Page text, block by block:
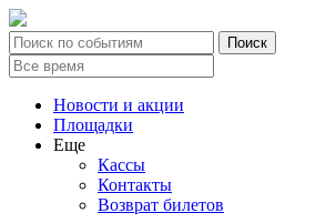
Новости и акции
Площадки
Еще
Кассы
Контакты
Возврат билетов